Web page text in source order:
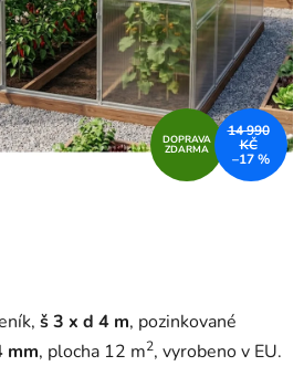
š 3 x d 4 m, pozinkované
mm, plocha 12 m2, vyrobeno v EU.
DOPRAVA
ZDARMA
14 990
KČ
–17 %